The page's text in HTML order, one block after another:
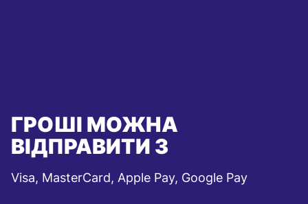
ГРОШІ МОЖНА
ВІДПРАВИТИ З
Visa, MasterCard, Apple Pay, Google Pay